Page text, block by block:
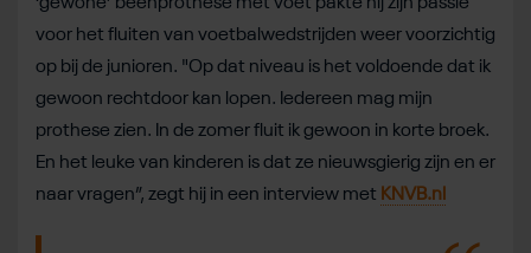
voor het fluiten van voetbalwedstrijden weer voorzichtig
op bij de junioren. "Op dat niveau is het voldoende dat ik
gewoon rechtdoor kan lopen. Iedereen mag mijn
prothese zien. In de zomer fluit ik gewoon in korte broek.
En het leuke van kinderen is dat ze nieuwsgierig zijn en er
naar vragen”, zegt hij in een interview met KNVB.nl